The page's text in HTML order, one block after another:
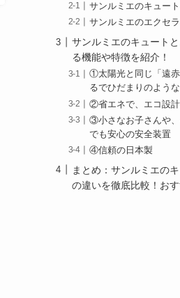
サンルミエのキュー
サンルミエのエクセ
サンルミエのキュート
る機能や特徴を紹介！
①太陽光と同じ「遠
るでひだまりのよう
②省エネで、エコ設
③小さなお子さんや
でも安心の安全装置
④信頼の日本製
まとめ：サンルミエの
の違いを徹底比較！お